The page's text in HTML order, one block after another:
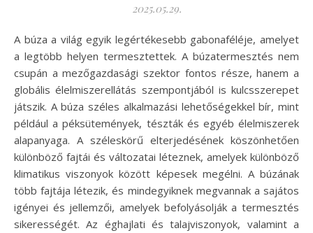
2025.05.29.
A búza a világ egyik legértékesebb gabonaféléje, amelyet
a legtöbb helyen termesztettek. A búzatermesztés nem
csupán a mezőgazdasági szektor fontos része, hanem a
globális élelmiszerellátás szempontjából is kulcsszerepet
játszik. A búza széles alkalmazási lehetőségekkel bír, mint
például a péksütemények, tészták és egyéb élelmiszerek
alapanyaga. A széleskörű elterjedésének köszönhetően
különböző fajtái és változatai léteznek, amelyek különböző
klimatikus viszonyok között képesek megélni. A búzának
több fajtája létezik, és mindegyiknek megvannak a sajátos
igényei és jellemzői, amelyek befolyásolják a termesztés
sikerességét. Az éghajlati és talajviszonyok, valamint a